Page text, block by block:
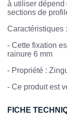
à utiliser dépend
sections de
Caractéristiques :
- Cette fixation
rainure 6 mm
- Propriété :
- Ce produit est
FICHE